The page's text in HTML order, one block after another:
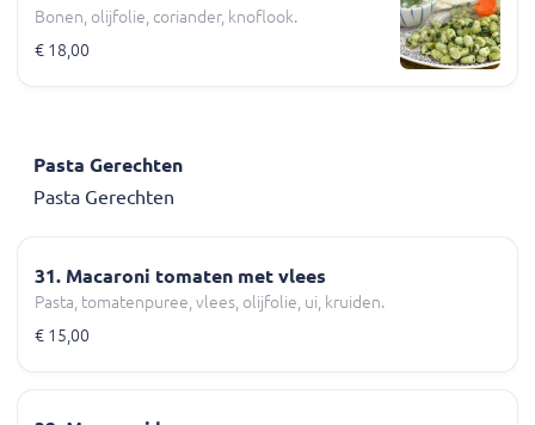
Bonen, olijfolie, coriander, knoflook.
€ 18,00
Pasta Gerechten
Pasta Gerechten
31. Macaroni tomaten met vlees
Pasta, tomatenpuree, vlees, olijfolie, ui, kruiden.
€ 15,00